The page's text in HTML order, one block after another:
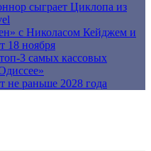
сыграет Циклопа из
с Николасом Кейджем и
18 ноября
3 самых кассовых
раньше 2028 года